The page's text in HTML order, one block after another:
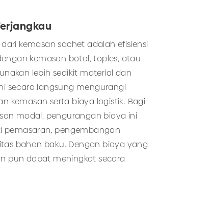
kemasan sachet adalah efisiensi
kemasan botol, toples, atau
lebih sedikit material dan
secara langsung mengurangi
kemasan serta biaya logistik. Bagi
modal, pengurangan biaya ini
pemasaran, pengembangan
bahan baku. Dengan biaya yang
pun dapat meningkat secara